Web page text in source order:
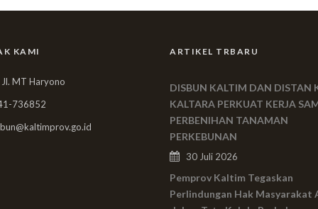
KAMI
MT Haryono
736852
ARTIKEL TRBARU
DISBUN KALTIM DAN DISTAN
KALTARA PERKUAT KERJA
PERBENIHAN TANAMAN
PERKEBUNAN
30 Juli 2026
Pemprov Kaltim Tegaskan
Perlindungan Hak Masyarakat